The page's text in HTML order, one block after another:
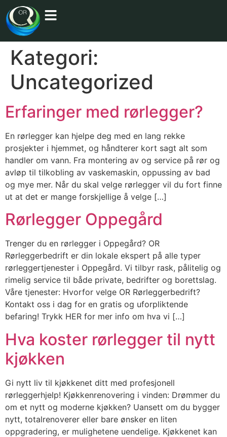
Kategori:
Uncategorized
Erfaringer med rørlegger?
En rørlegger kan hjelpe deg med en lang rekke
prosjekter i hjemmet, og håndterer kort sagt alt som
handler om vann. Fra montering av og service på rør og
avløp til tilkobling av vaskemaskin, oppussing av bad
og mye mer. Når du skal velge rørlegger vil du fort finne
ut at det er mange forskjellige å velge […]
Rørlegger Oppegård
Trenger du en rørlegger i Oppegård? OR
Rørleggerbedrift er din lokale ekspert på alle typer
rørleggertjenester i Oppegård. Vi tilbyr rask, pålitelig og
rimelig service til både private, bedrifter og borettslag.
Våre tjenester: Hvorfor velge OR Rørleggerbedrift?
Kontakt oss i dag for en gratis og uforpliktende
befaring! Trykk HER for mer info om hva vi […]
Hva koster rørlegger til nytt
kjøkken
Gi nytt liv til kjøkkenet ditt med profesjonell
rørleggerhjelp! Kjøkkenrenovering i vinden: Drømmer du
om et nytt og moderne kjøkken? Uansett om du bygger
nytt, totalrenoverer eller bare ønsker en liten
oppgradering, er mulighetene uendelige. Kjøkkenet kan